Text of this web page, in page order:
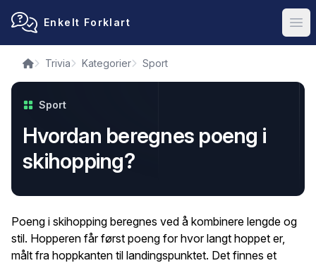
Enkelt Forklart
Trivia Kategorier Sport
Sport
Hvordan beregnes poeng i
skihopping?
Poeng i skihopping beregnes ved å kombinere lengde og
stil. Hopperen får først poeng for hvor langt hoppet er,
målt fra hoppkanten til landingspunktet. Det finnes et